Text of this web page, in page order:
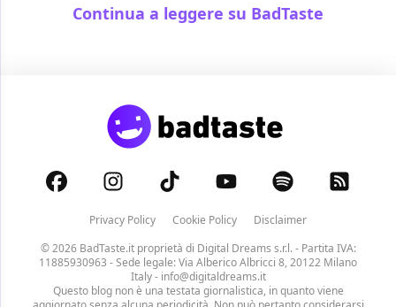
Continua a leggere su BadTaste
Privacy Policy Cookie Policy
Disclaimer
© 2026 BadTaste.it proprietà di Digital Dreams s.r.l.- Partita IVA:
11885930963 - Sede legale: Via Alberico Albricci 8, 20122 Milano
Italy - info@digitaldreams.it
Questo blog non è una testata giornalistica, in quanto viene